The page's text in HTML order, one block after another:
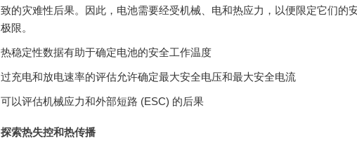
致的灾难性后果。因此，电池需要经受机械、电和热应力，以便限定它们的
极限。
热稳定性数据有助于确定电池的安全工作温度
过充电和放电速率的评估允许确定最大安全电压和最大安全电流
可以评估机械应力和外部短路 (ESC) 的后果
探索热失控和热传播